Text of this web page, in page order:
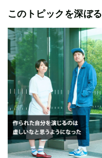
このトピックを深ぼる